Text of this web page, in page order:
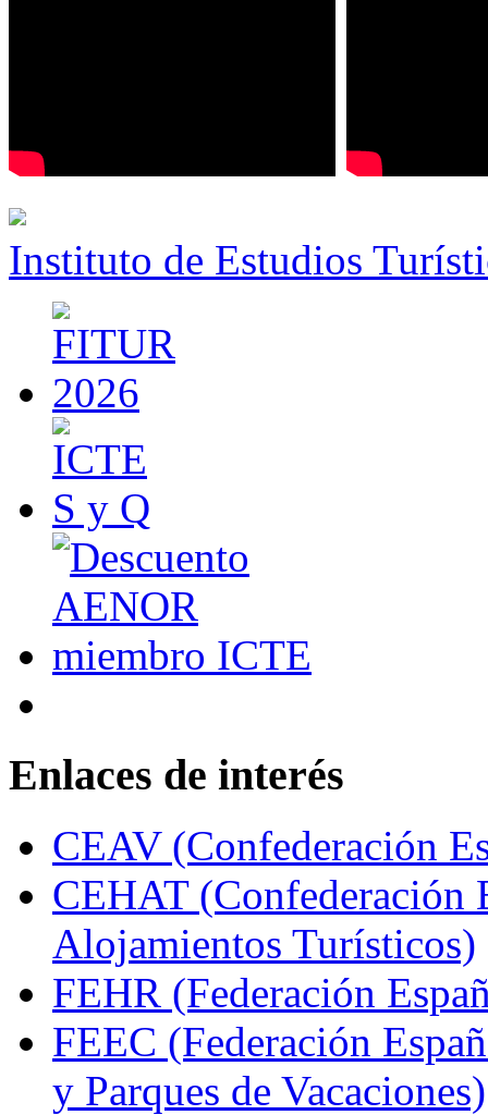
Instituto de Estudios
Enlaces de interés
CEAV (Confederación
CEHAT (Confederación
Alojamientos Turísticos)
FEHR (Federación
FEEC (Federación
y Parques de Vacaciones)